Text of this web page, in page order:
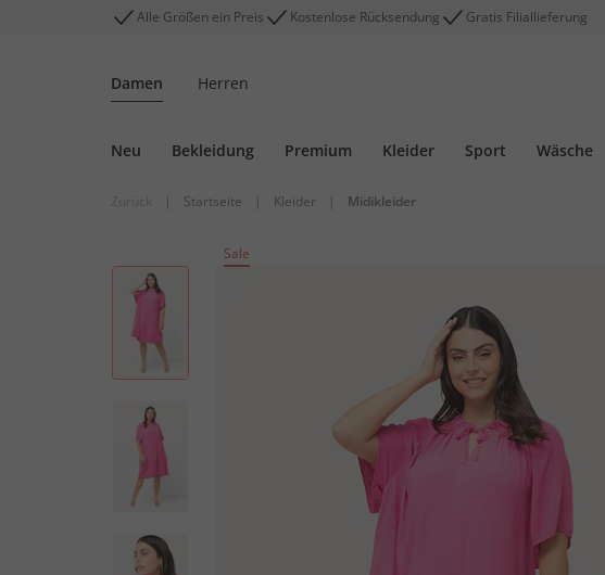
Alle Größen ein Preis Kostenlose Rücksendung Gratis Filiallieferung
Damen Herren
Neu Bekleidung Premium Kleider Sport Wäsche
| Startseite | Kleider | Midikleider
Sale